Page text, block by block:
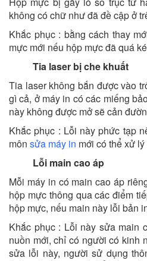
không có chữ như đã đề cập ở
Khắc phục : bằng cách thay
mực mới nếu hộp mực đã quá
Tia laser bị che khuất
Tia laser không bắn được vào
gì cả, ở máy in có các miếng
này không được mở sẽ cản
Khắc phục : Lỗi này phức tạp
môn sửa máy in mới có thể xử
Lỗi main cao áp
Mỗi máy in có main cao áp
hộp mực thông qua các điểm
hộp mực, nếu main này lỗi bản
Khắc phục : Lỗi này sửa main
nuồn mới, chỉ có người có kinh
sửa lỗi này, người sử dụng